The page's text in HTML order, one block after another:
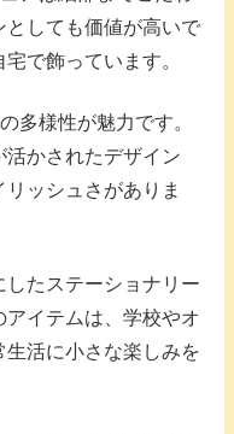
としても価値が高いで
で飾っています。
多様性が魅力です。
かされたデザイン
ッシュさがありま
したステーショナリー
イテムは、学校やオ
活に小さな楽しみを